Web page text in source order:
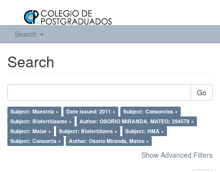
Search
Search
Go
Subject: Maestría × Date issued: 2011 ×
Subject: Consorcios ×
Subject: Biofertilizante ×
Author: OSORIO MIRANDA, MATEO; 294578 ×
Subject: Maize ×
Subject: Biofertilizers ×
Subject: HMA ×
Subject: Consortia ×
Author: Osorio Miranda, Mateo ×
Show Advanced Filters